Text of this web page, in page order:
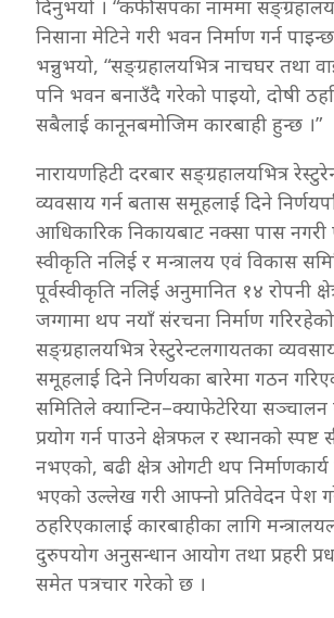
दिनुभयो । “कफीसपका नाममा
निसाना मेटिने गरी भवन निर्माण गर्न
भन्नुभयो, “सङ्ग्रहालयभित्र नाचघर तथा
पनि भवन बनाउँदै गरेको पाइयो, दोषी
सबैलाई कानूनबमोजिम कारबाही हुन्छ ।”
नारायणहिटी दरबार सङ्ग्रहालयभित्र
व्यवसाय गर्न बतास समूहलाई दिने
आधिकारिक निकायबाट नक्सा पास नगरी
स्वीकृति नलिई र मन्त्रालय एवं विकास
पूर्वस्वीकृति नलिई अनुमानित १४ रोपनी
जग्गामा थप नयाँ संरचना निर्माण
सङ्ग्रहालयभित्र रेस्टुरेन्टलगायतका
समूहलाई दिने निर्णयका बारेमा गठन
समितिले क्यान्टिन–क्याफेटेरिया सञ्चालन
प्रयोग गर्न पाउने क्षेत्रफल र स्थानको स्पष्ट
नभएको, बढी क्षेत्र ओगटी थप निर्माणकार्य
भएको उल्लेख गरी आफ्नो प्रतिवेदन पेश
ठहरिएकालाई कारबाहीका लागि
दुरुपयोग अनुसन्धान आयोग तथा प्रहरी
समेत पत्रचार गरेको छ ।